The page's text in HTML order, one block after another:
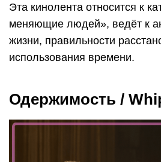
Эта кинолента относится к
меняющие людей», ведёт к
жизни, правильности
использования времени.
Одержимость /